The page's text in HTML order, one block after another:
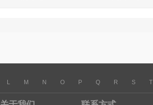
L M N O P Q R S T